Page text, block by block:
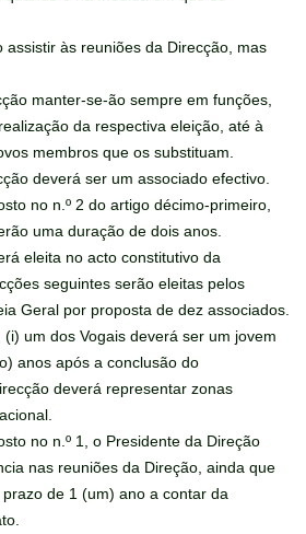
assistir às reuniões da Direcção, mas
manter-se-ão sempre em funções,
da respectiva eleição, até à
membros que os substituam.
deverá ser um associado efectivo.
no n.º 2 do artigo décimo-primeiro,
uma duração de dois anos.
eleita no acto constitutivo da
seguintes serão eleitas pelos
Geral por proposta de dez associados.
um dos Vogais deverá ser um jovem
anos após a conclusão do
deverá representar zonas
no n.º 1, o Presidente da Direção
nas reuniões da Direção, ainda que
de 1 (um) ano a contar da